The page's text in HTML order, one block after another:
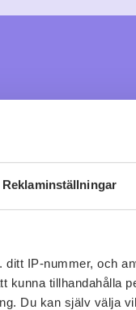
Reklaminställningar
IP-nummer, och
tillhandahålla
Du kan själv välja